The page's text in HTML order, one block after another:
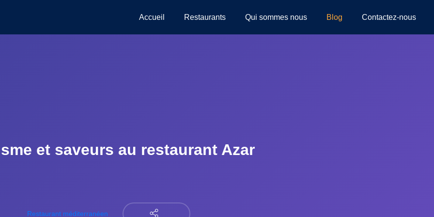
Accueil Restaurants Qui sommes nous Blog Contactez-nous
et saveurs au restaurant Azar
Restaurant méditerranéen